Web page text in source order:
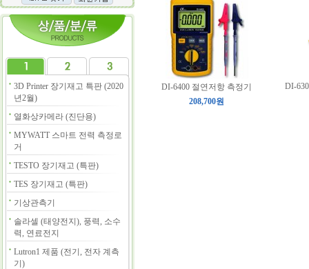
3D Printer 장기재고 특판 (2020
년2월)
열화상카메라 (진단용)
MYWATT 스마트 전력 측정로
거
TESTO 장기재고 (특판)
TES 장기재고 (특판)
기상관측기
솔라셀 (태양전지), 풍력, 소수
력, 연료전지
Lutron1 제품 (전기, 전자 계측
기)
DI-6400 절연저항 측정기
208,700원
DI-